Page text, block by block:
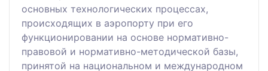
основных технологических процессах,
происходящих в аэропорту при его
функционировании на основе нормативно-
правовой и нормативно-методической базы,
принятой на национальном и международном